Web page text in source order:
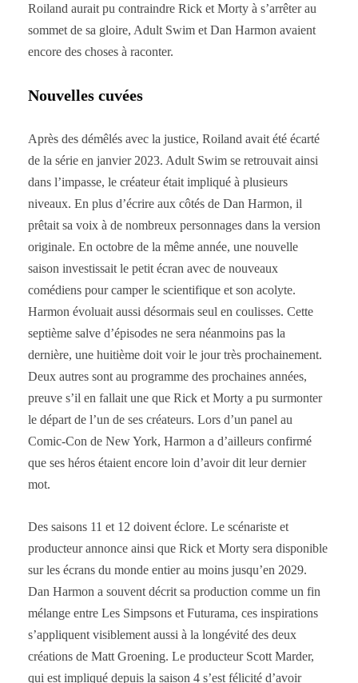
Roiland aurait pu contraindre Rick et Morty à s’arrêter au
sommet de sa gloire, Adult Swim et Dan Harmon avaient
encore des choses à raconter.
Nouvelles cuvées
Après des démêlés avec la justice, Roiland avait été écarté
de la série en janvier 2023. Adult Swim se retrouvait ainsi
dans l’impasse, le créateur était impliqué à plusieurs
niveaux. En plus d’écrire aux côtés de Dan Harmon, il
prêtait sa voix à de nombreux personnages dans la version
originale. En octobre de la même année, une nouvelle
saison investissait le petit écran avec de nouveaux
comédiens pour camper le scientifique et son acolyte.
Harmon évoluait aussi désormais seul en coulisses. Cette
septième salve d’épisodes ne sera néanmoins pas la
dernière, une huitième doit voir le jour très prochainement.
Deux autres sont au programme des prochaines années,
preuve s’il en fallait une que Rick et Morty a pu surmonter
le départ de l’un de ses créateurs. Lors d’un panel au
Comic-Con de New York, Harmon a d’ailleurs confirmé
que ses héros étaient encore loin d’avoir dit leur dernier
mot.
Des saisons 11 et 12 doivent éclore. Le scénariste et
producteur annonce ainsi que Rick et Morty sera disponible
sur les écrans du monde entier au moins jusqu’en 2029.
Dan Harmon a souvent décrit sa production comme un fin
mélange entre Les Simpsons et Futurama, ces inspirations
s’appliquent visiblement aussi à la longévité des deux
créations de Matt Groening. Le producteur Scott Marder,
qui est impliqué depuis la saison 4 s’est félicité d’avoir